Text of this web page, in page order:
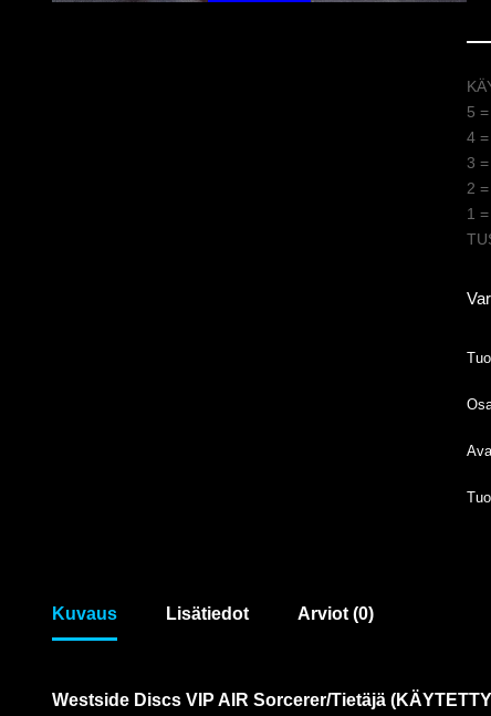
5
4
3
2
1
Kuvaus Lisätiedot Arviot (0)
Westside Discs VIP AIR Sorcerer/Tietäjä